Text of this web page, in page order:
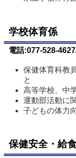
学校体育係
電話:077-528-
保健体育科教
と
高等学校、中
運動部活動に
子どもの体力
保健安全・給